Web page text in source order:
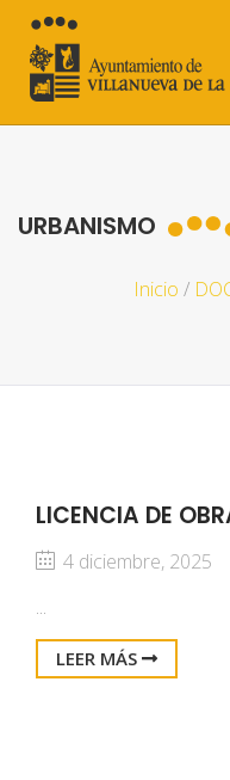
URBANISMO
Inicio /
LICENCIA DE
4 diciembre, 2025
...
LEER MÁS